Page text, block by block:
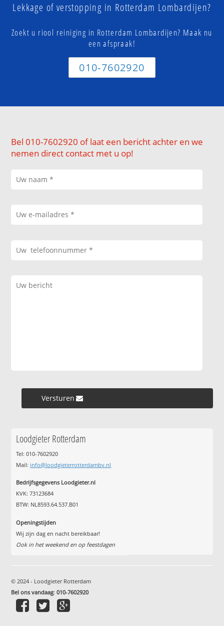
Lekkage of verstopping in Rotterdam Lombardijen?
Zoekt u riool reiniging in Rotterdam Lombardijen? Maak nu
een afspraak!
010-7602920
Bel 010-7602920 of laat een bericht achter en we
nemen direct contact met u op!
Versturen »
Loodgieter Rotterdam
Tel: 010-7602920
Mail: info@loodgieterrotterdambv.nl
Bedrijfsgegevens Loodgieter.nl
KVK: 73123684
BTW: NL8593.64.537.B01
Openingstijden
Wij zijn dag en nacht bereikbaar!
Ook in het weekend en op feestdagen
© 2024 - Loodgieter Rotterdam
Bel ons vandaag:010-7602920